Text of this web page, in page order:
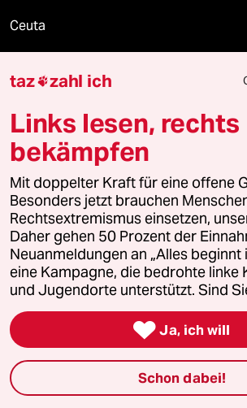
Ceuta
Verlag
Aktuelles
Hausblog
Die Seitenwende
Stellen
Presse
taz zahl ich
Links lesen, rechts
bekämpfen
Mit doppelter Kraft für eine offene
Besonders jetzt brauchen
Rechtsextremismus einsetzen,
Daher gehen 50 Prozent der
Neuanmeldungen an „Alles beginnt
eine Kampagne, die bedrohte linke
und Jugendorte unterstützt. Sind
 Ja, ich will
Schon dabei!